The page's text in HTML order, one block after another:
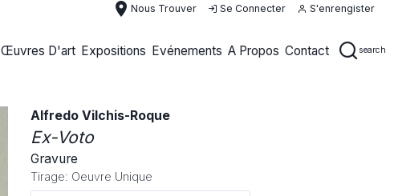
place Nous Trouver Se Connecter S'enrengister
Œuvres D'art Expositions Evénements A Propos Contact search
Alfredo Vilchis-Roque
Ex-Voto
Gravure
Tirage: Oeuvre Unique